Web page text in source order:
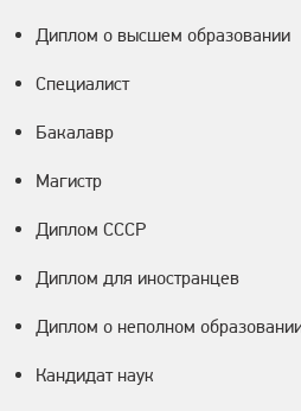
Диплом о высшем образовании
Специалист
Бакалавр
Магистр
Диплом СССР
Диплом для иностранцев
Диплом о неполном
Кандидат наук